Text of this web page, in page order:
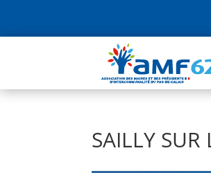
SAILLY SUR